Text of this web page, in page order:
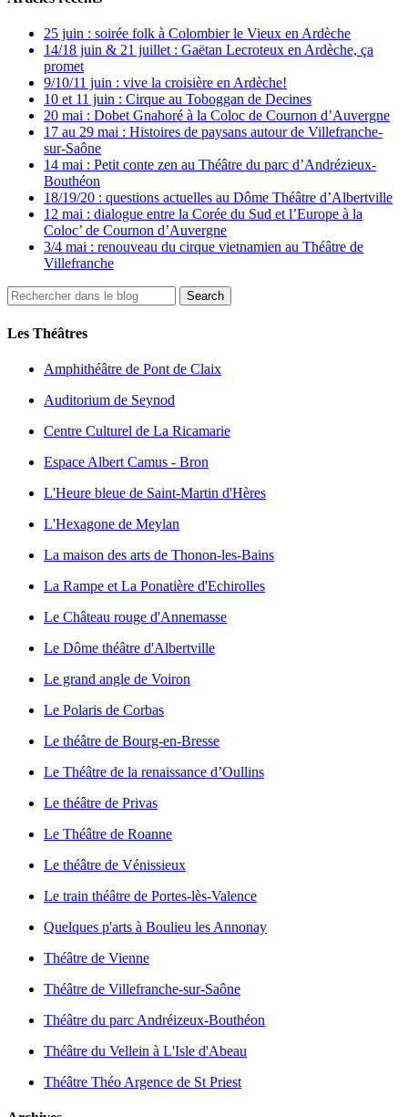
25 juin : soirée folk à Colombier le Vieux en Ardèche
14/18 juin & 21 juillet : Gaëtan Lecroteux en Ardèche, ça
promet
9/10/11 juin : vive la croisière en Ardèche!
10 et 11 juin : Cirque au Toboggan de Decines
20 mai : Dobet Gnahoré à la Coloc de Cournon d’Auvergne
17 au 29 mai : Histoires de paysans autour de Villefranche-
sur-Saône
14 mai : Petit conte zen au Théâtre du parc d’Andrézieux-
Bouthéon
18/19/20 : questions actuelles au Dôme Théâtre d’Albertville
12 mai : dialogue entre la Corée du Sud et l’Europe à la
Coloc’ de Cournon d’Auvergne
3/4 mai : renouveau du cirque vietnamien au Théâtre de
Villefranche
Les Théâtres
Amphithéâtre de Pont de Claix
Auditorium de Seynod
Centre Culturel de La Ricamarie
Espace Albert Camus - Bron
L'Heure bleue de Saint-Martin d'Hères
L'Hexagone de Meylan
La maison des arts de Thonon-les-Bains
La Rampe et La Ponatière d'Echirolles
Le Château rouge d'Annemasse
Le Dôme théâtre d'Albertville
Le grand angle de Voiron
Le Polaris de Corbas
Le théâtre de Bourg-en-Bresse
Le Théâtre de la renaissance d’Oullins
Le théâtre de Privas
Le Théâtre de Roanne
Le théâtre de Vénissieux
Le train théâtre de Portes-lès-Valence
Quelques p'arts à Boulieu les Annonay
Théâtre de Vienne
Théâtre de Villefranche-sur-Saône
Théâtre du parc Andréizeux-Bouthéon
Théâtre du Vellein à L'Isle d'Abeau
Théâtre Théo Argence de St Priest